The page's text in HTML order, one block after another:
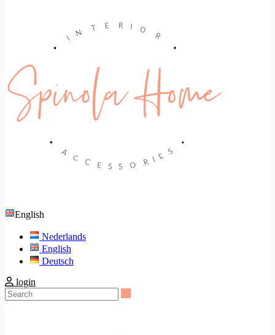
English
Nederlands
English
Deutsch
login